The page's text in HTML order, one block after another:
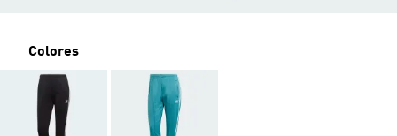
Colores